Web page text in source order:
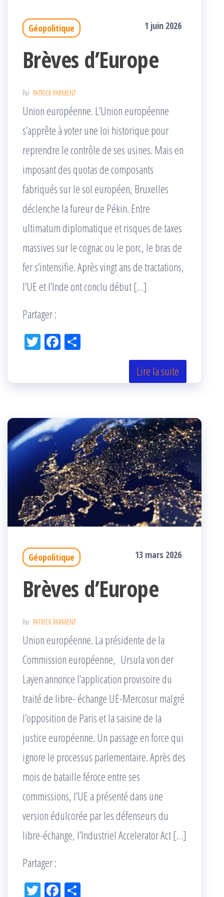
Géopolitique 1 juin 2026
Brèves d’Europe
Par PATRICK PARMENT
Union européenne. L’Union européenne
s’apprête à voter une loi historique pour
reprendre le contrôle de ses usines. Mais en
imposant des quotas de composants
fabriqués sur le sol européen, Bruxelles
déclenche la fureur de Pékin. Entre
ultimatum diplomatique et risques de taxes
massives sur le cognac ou le porc, le bras de
fer s’intensifie. Après vingt ans de tractations,
l’UE et l’Inde ont conclu début […]
Partager :
Tw Fac
k r
Lire la suite
Géopolitique 13 mars 2026
Brèves d’Europe
Par PATRICK PARMENT
Union européenne. La présidente de la
Commission européenne, Ursula von der
Layen annonce l’application provisoire du
traité de libre- échange UE-Mercosur malgré
l’opposition de Paris et la saisine de la
justice européenne. Un passage en force qui
ignore le processus parlementaire. Après des
mois de bataille féroce entre ses
commissions, l’UE a présenté dans une
version édulcorée par les défenseurs du
libre-échange, l’Industriel Accelerator Act […]
Partager :
Tw Fac